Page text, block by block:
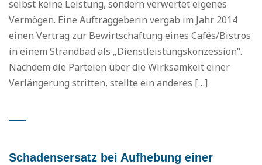
selbst keine Leistung, sondern verwertet eigenes
Vermögen. Eine Auftraggeberin vergab im Jahr 2014
einen Vertrag zur Bewirtschaftung eines Cafés/Bistros
in einem Strandbad als „Dienstleistungskonzession“.
Nachdem die Parteien über die Wirksamkeit einer
Verlängerung stritten, stellte ein anderes […]
Schadensersatz bei Aufhebung einer